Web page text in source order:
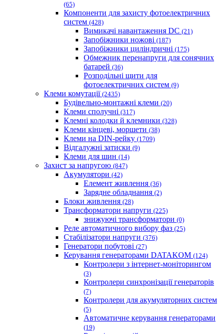
(65)
Компоненти для захисту фотоелектричних
систем (428)
Вимикачі навантаження DC (21)
Запобіжники ножові (187)
Запобіжники циліндричні (175)
Обмежник перенапруги для сонячних
батарей (36)
Розподільні щити для
фотоелектричних систем (9)
Клеми комутації (2435)
Будівельно-монтажні клеми (20)
Клеми сполучні (317)
Клемні колодки й клемники (328)
Клеми кінцеві, моршети (38)
Клеми на DIN-рейку (1709)
Відгалужні затиски (9)
Клеми для шин (14)
Захист за напругою (847)
Акумулятори (42)
Елемент живлення (36)
Зарядне обладнання (2)
Блоки живлення (28)
Трансформатори напруги (225)
знижуючі трансформатори (0)
Реле автоматичного вибору фаз (25)
Стабілізатори напруги (376)
Генератори побутові (27)
Керування генераторами DATAKOM (124)
Контролери з інтернет-моніторингом
(3)
Контролери синхронізації генераторів
(7)
Контролери для акумуляторних систем
(5)
Автоматичне керування генераторами
(19)